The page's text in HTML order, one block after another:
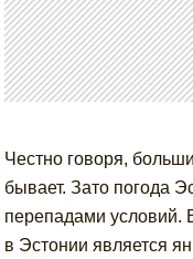
Честно говоря,
бывает. Зато погода
перепадами условий.
в Эстонии является